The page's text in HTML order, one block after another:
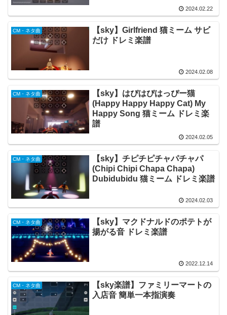
2024.02.22
CM・ネタ曲
【sky】Girlfriend 猫ミーム サビ
だけ ドレミ楽譜
2024.02.08
CM・ネタ曲
【sky】はぴはぴはっぴー猫
(Happy Happy Happy Cat) My
Happy Song 猫ミーム ドレミ楽
譜
2024.02.05
CM・ネタ曲
【sky】チピチピチャパチャパ
(Chipi Chipi Chapa Chapa)
Dubidubidu 猫ミーム ドレミ楽譜
2024.02.03
CM・ネタ曲
【sky】マクドナルドのポテトが
揚がる音 ドレミ楽譜
2022.12.14
CM・ネタ曲
【sky楽譜】ファミリーマートの
入店音 簡単一本指演奏